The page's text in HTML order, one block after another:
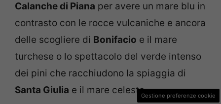
Calanche di Piana per avere un mare blu in
contrasto con le rocce vulcaniche e ancora
delle scogliere di Bonifacio e il mare
turchese o lo spettacolo del verde intenso
dei pini che racchiudono la spiaggia di
Santa Giulia e il mare celeste.Gestione preferenze cookie